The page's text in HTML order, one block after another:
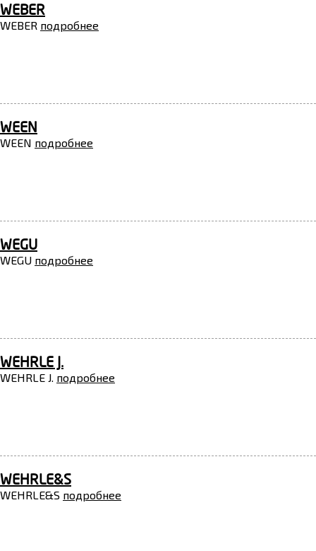
WEBER
WEBER подробнее
WEEN
WEEN подробнее
WEGU
WEGU подробнее
WEHRLE J.
WEHRLE J. подробнее
WEHRLE&S
WEHRLE&S подробнее